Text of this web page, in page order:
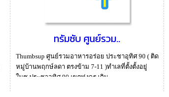
ทรัมซับ ศูนย์รวม..
Thumbsup ศูนย์รวมอาหารอร่อย ประชาอุทิศ 90 ( ติด
หมู่บ้านพฤกษ์ลดา ตรงข้าม 7-11 )ทำเลที่ตั้งตั้งอยู่
ในซ.ประชาอุทิศ 90 เขตทุ่งครุ เดิน...